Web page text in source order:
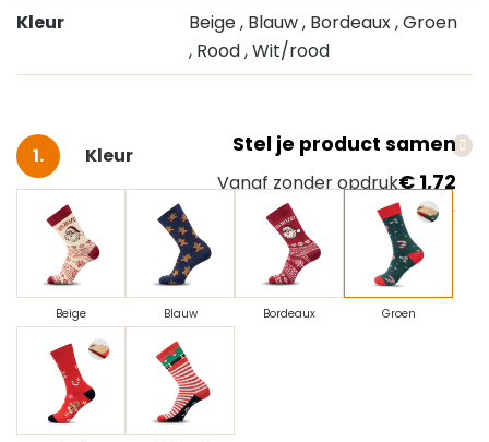
Kleur
Beige, Blauw, Bordeaux, Groen
, Rood, Wit/rood
Stel je product samen
Vanaf zonder opdruk€ 1,72
Selecteer
Kleur
Beige Blauw Bordeaux Groen